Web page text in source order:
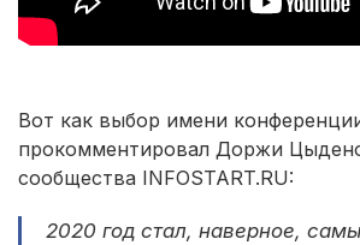
Вот как выбор имени
прокомментировал Доржи
сообщества INFOSTART.RU:
2020 год стал, наверное,